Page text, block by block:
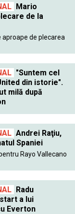
Mario
de la
de plecarea
"Suntem cel
din istorie".
milă după
Andrei Raţiu,
Spaniei
Rayo Vallecano
Radu
a lui
Everton